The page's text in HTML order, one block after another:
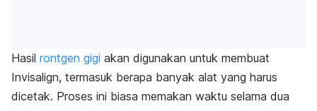
Hasil rontgen gigi akan digunakan untuk membuat
Invisalign, termasuk berapa banyak alat yang harus
dicetak. Proses ini biasa memakan waktu selama dua